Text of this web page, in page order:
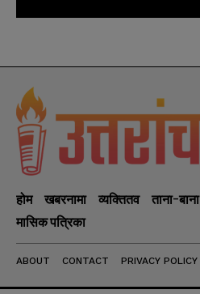
होम खबरनामा व्यक्तितव ताना-बाना
मासिक पत्रिका
ABOUT CONTACT PRIVACY POLICY